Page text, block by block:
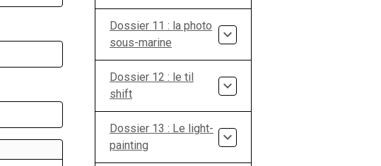
Dossier 11 : la photo
sous-marine
Dossier 12 : le til
shift
Dossier 13 : Le light-
painting